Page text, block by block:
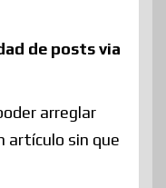
de posts via
arreglar
artículo sin que